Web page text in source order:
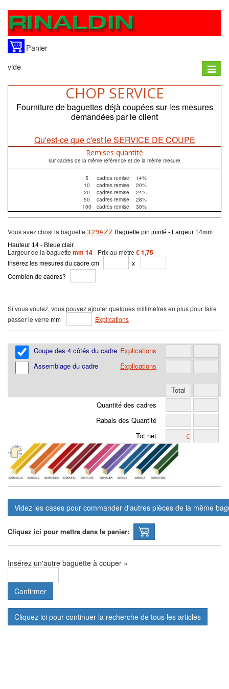
Panier
vide
Toggle
CHOP SERVICE
Fourniture de baguettes déjà coupées sur les mesures
demandées par le client
Qu'est-ce que c'est le SERVICE DE COUPE
Remises quantité
sur cadres de la même référence et de la même mesure
5 cadres remise
14%
10
cadres remise
20%
20
cadres remise
24%
50
cadres remise
28%
100
cadres remise 30%
Vous avez chosi la baguette 329AZZ Baguette pin jointé - Largeur 14mm
Hauteur 14 - Bleue clair
Largeur de la baguette mm 14- Prix au mètre € 1,75
Insérez les mesures du cadre cm
x
Combien de cadres?
Si vous voulez, vous pouvez ajouter quelques millimètres en plus pour faire
passer le verre mm Explications
Coupe des 4 côtés du cadre Explications
Assemblage du cadre
Explications
Quantité des cadres
Rabais des Quantité
Tot net
Cliquez ici pour mettre dans le panier:
Insérez un'autre baguette à couper »
Cliquez ici pour continuer la recherche de tous les articles